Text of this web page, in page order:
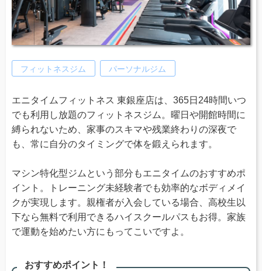
フィットネスジム パーソナルジム
エニタイムフィットネス 東銀座店は、365日24時間いつ
でも利用し放題のフィットネスジム。曜日や開館時間に
縛られないため、家事のスキマや残業終わりの深夜で
も、常に自分のタイミングで体を鍛えられます。
マシン特化型ジムという部分もエニタイムのおすすめポ
イント。トレーニング未経験者でも効率的なボディメイ
クが実現します。親権者が入会している場合、高校生以
下なら無料で利用できるハイスクールパスもお得。家族
で運動を始めたい方にもってこいですよ。
おすすめポイント！